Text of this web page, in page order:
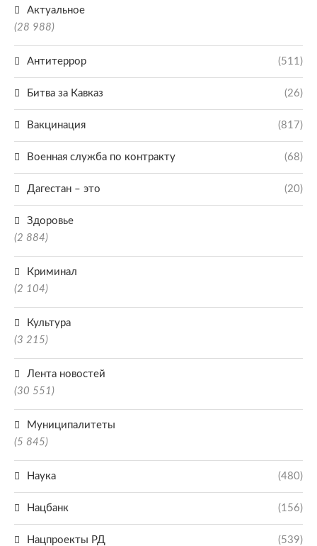
Актуальное
(28 988)
Антитеррор (511)
Битва за Кавказ (26)
Вакцинация (817)
Военная служба по контракту (68)
Дагестан – это (20)
Здоровье
(2 884)
Криминал
(2 104)
Культура
(3 215)
Лента новостей
(30 551)
Муниципалитеты
(5 845)
Наука (480)
Нацбанк (156)
Нацпроекты РД (539)